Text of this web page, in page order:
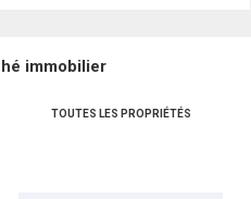
immobilier
TOUTES LES PROPRIÉTÉS